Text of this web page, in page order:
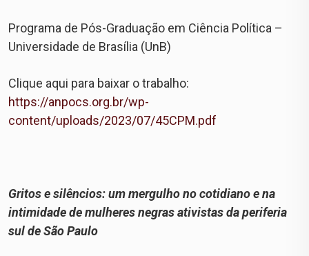
Programa de Pós-Graduação em Ciência Política –
Universidade de Brasília (UnB)
Clique aqui para baixar o trabalho:
https://anpocs.org.br/wp-
content/uploads/2023/07/45CPM.pdf
Gritos e silêncios: um mergulho no cotidiano e na
intimidade de mulheres negras ativistas da periferia
sul de São Paulo